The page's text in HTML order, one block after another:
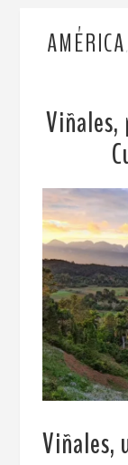
AMÉRICA
Viñales,
Viñales,